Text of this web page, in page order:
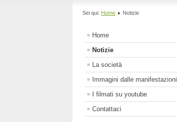
Sei qui: Home Notizie
Home
Notizie
La società
Immagini dalle manifestazioni
I filmati su youtube
Contattaci